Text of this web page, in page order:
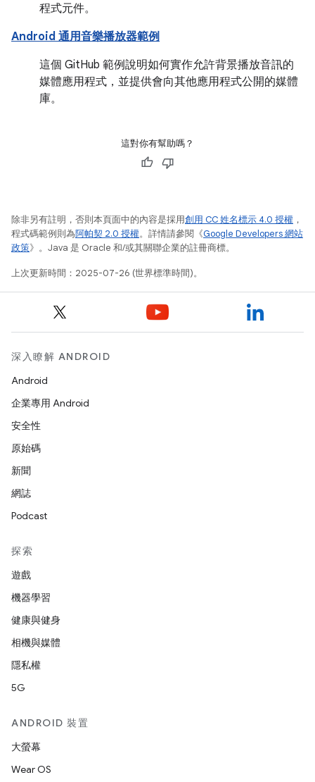
程式元件。
Android 通用音樂播放器範例
這個 GitHub 範例說明如何實作允許背景播放音訊的
媒體應用程式，並提供會向其他應用程式公開的媒體
庫。
這對你有幫助嗎？
除非另有註明，否則本頁面中的內容是採用創用 CC 姓名標示 4.0 授權 ，
程式碼範例則為阿帕契 2.0 授權。詳情請參閱《Google Developers 網站
政策》。Java 是 Oracle 和/或其關聯企業的註冊商標。
上次更新時間：2025-07-26 (世界標準時間)。
深入瞭解 ANDROID
Android
企業專用 Android
安全性
原始碼
新聞
網誌
Podcast
探索
遊戲
機器學習
健康與健身
相機與媒體
隱私權
5G
ANDROID 裝置
大螢幕
Wear OS